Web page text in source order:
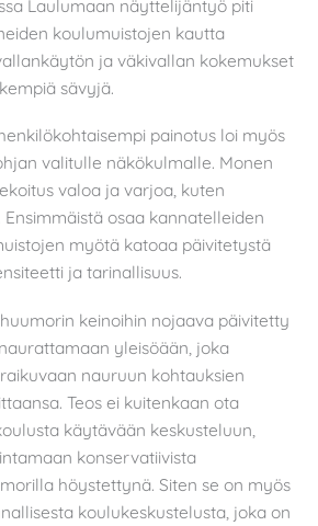
Laulumaan näyttelijäntyö piti
koulumuistojen kautta
ja väkivallan kokemukset
sävyjä.
painotus loi myös
valitulle näkökulmalle. Monen
valoa ja varjoa, kuten
. Ensimmäistä osaa kannatelleiden
myötä katoaa päivitetystä
ja tarinallisuus.
keinoihin nojaava päivitetty
yleisöään, joka
nauruun kohtauksien
Teos ei kuitenkaan ota
käytävään keskusteluun,
konservatiivista
höystettynä. Siten se on myös
koulukeskustelusta, joka on